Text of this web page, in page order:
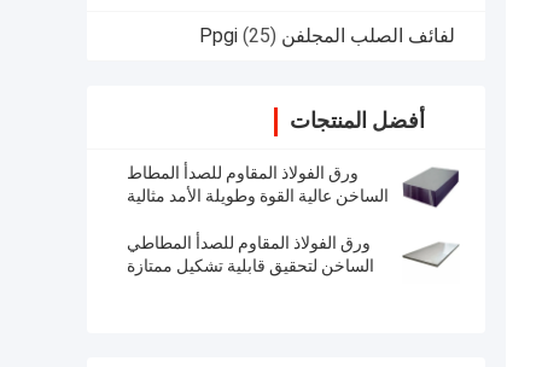
لفائف الصلب المجلفن Ppgi (25)
أفضل المنتجات
ورق الفولاذ المقاوم للصدأ المطاط
الساخن عالية القوة وطويلة الأمد مثالية
ورق الفولاذ المقاوم للصدأ المطاطي
الساخن لتحقيق قابلية تشكيل ممتازة